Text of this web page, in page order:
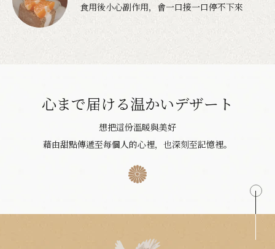
食用後小心副作用，會一口接一口停不下來
心まで届ける温かいデザート
想把這份溫暖與美好
藉由甜點傳遞至每個人的心裡，也深刻至記憶裡。